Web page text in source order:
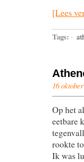
[Lees
Tags: ·
16
Op het
eetbare
rookte
Ik was